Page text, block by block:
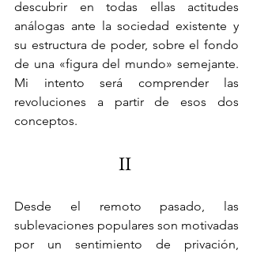
descubrir en todas ellas actitudes
análogas ante la sociedad existente y
su estructura de poder, sobre el fondo
de una «figura del mundo» semejante.
Mi intento será comprender las
revoluciones a partir de esos dos
conceptos.
II
Desde el remoto pasado, las
sublevaciones populares son motivadas
por un sentimiento de privación,